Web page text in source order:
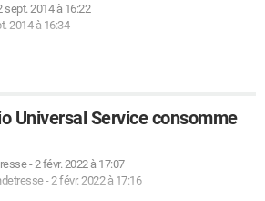
sept. 2014 à 16:22
2014 à 16:34
Universal Service consomme
-2 févr. 2022 à 17:07
-2 févr. 2022 à 17:16